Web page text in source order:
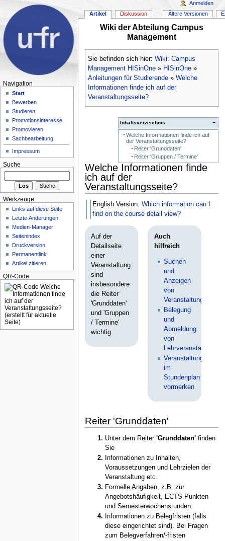
Wiki der Abteilung Campus
Management
Sie befinden sich hier: Wiki: Campus
Management HISinOne» HISinOne»
Anleitungen für Studierende» Welche
Informationen finde ich auf der
Veranstaltungsseite?
−
Inhaltsverzeichnis
Welche Informationen finde ich auf
der Veranstaltungsseite?
Reiter 'Grunddaten'
Reiter 'Gruppen / Termine'
Welche Informationen finde
ich auf der
Veranstaltungsseite?
English Version: Which information can I
find on the course detail view?
Auf der
Detailseite
einer
Veranstaltung
sind
insbesondere
die Reiter
'Grunddaten'
und 'Gruppen
/ Termine'
wichtig.
Auch
hilfreich
Suchen
und
Anzeigen
von
Veranstaltungen
Belegung
und
Abmeldung
von
Lehrveranstaltungen
Veranstaltungen
im
Stundenplan
vormerken
Reiter 'Grunddaten'
Unter dem Reiter'Grunddaten' finden
Sie
Informationen zu Inhalten,
Voraussetzungen und Lehrzielen der
Veranstaltung etc.
Formelle Angaben, z.B. zur
Angebotshäufigkeit, ECTS Punkten
und Semesterwochenstunden.
Informationen zu Belegfristen (falls
diese eingerichtet sind). Bei Fragen
zum Belegverfahren/-fristen
Artikel Diskussion Ältere Versionen
Anmelden
Navigation
Start
Bewerben
Studieren
Promotionsinteresse
Promovieren
Sachbearbeitung
Impressum
Suche
Werkzeuge
Links auf diese Seite
Letzte Änderungen
Medien-Manager
Seitenindex
Druckversion
Permanentlink
Artikel zitieren
QR-Code